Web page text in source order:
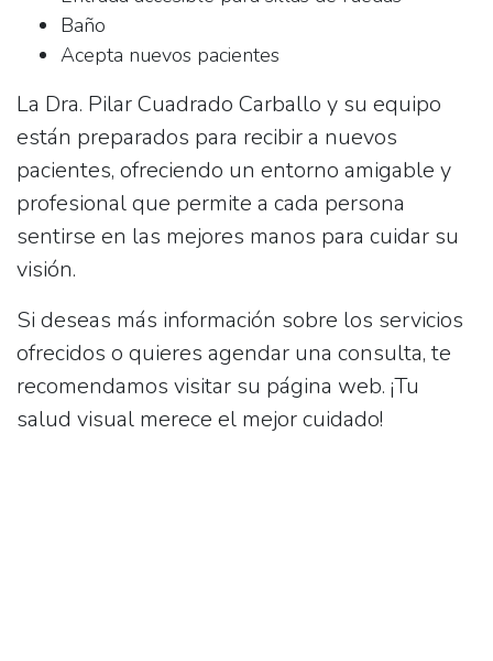
Baño
Acepta nuevos pacientes
La Dra. Pilar Cuadrado Carballo y su equipo
están preparados para recibir a nuevos
pacientes, ofreciendo un entorno amigable y
profesional que permite a cada persona
sentirse en las mejores manos para cuidar su
visión.
Si deseas más información sobre los servicios
ofrecidos o quieres agendar una consulta, te
recomendamos visitar su página web. ¡Tu
salud visual merece el mejor cuidado!